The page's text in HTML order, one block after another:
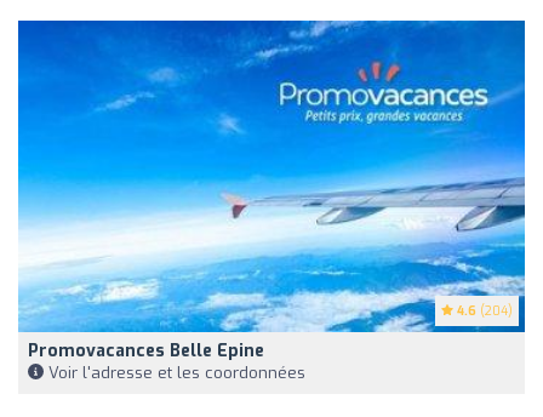
4.6 (204)
Promovacances Belle Epine
Voir l'adresse et les coordonnées